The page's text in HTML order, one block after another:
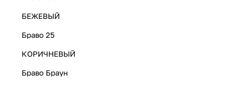
БЕЖЕВЫЙ
Браво 25
КОРИЧНЕВЫЙ
Браво Браун